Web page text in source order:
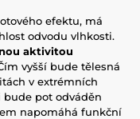
efektu, má
odvodu vlhkosti.
aktivitou
vyšší bude tělesná
v extrémních
pot odváděn
napomáhá funkční